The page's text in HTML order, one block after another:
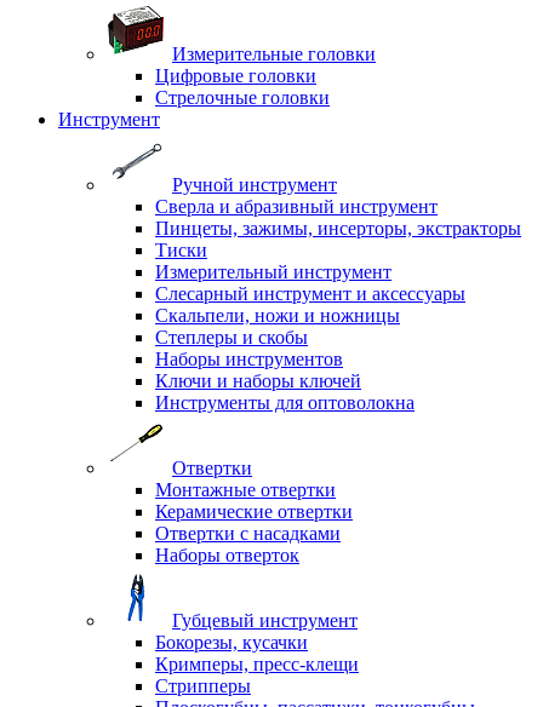
Измерительные головки
Цифровые головки
Стрелочные головки
Инструмент
Ручной инструмент
Сверла и абразивный инструмент
Пинцеты, зажимы, инсерторы, экстракторы
Тиски
Измерительный инструмент
Слесарный инструмент и аксессуары
Скальпели, ножи и ножницы
Степлеры и скобы
Наборы инструментов
Ключи и наборы ключей
Инструменты для оптоволокна
Отвертки
Монтажные отвертки
Керамические отвертки
Отвертки с насадками
Наборы отверток
Губцевый инструмент
Бокорезы, кусачки
Кримперы, пресс-клещи
Стрипперы